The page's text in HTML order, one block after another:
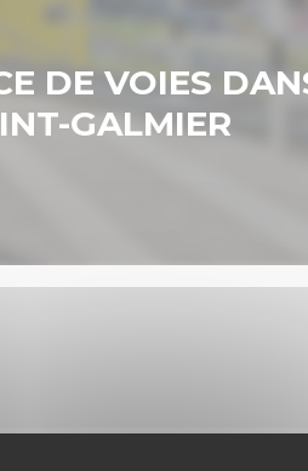
DE VOIES
GALMIER